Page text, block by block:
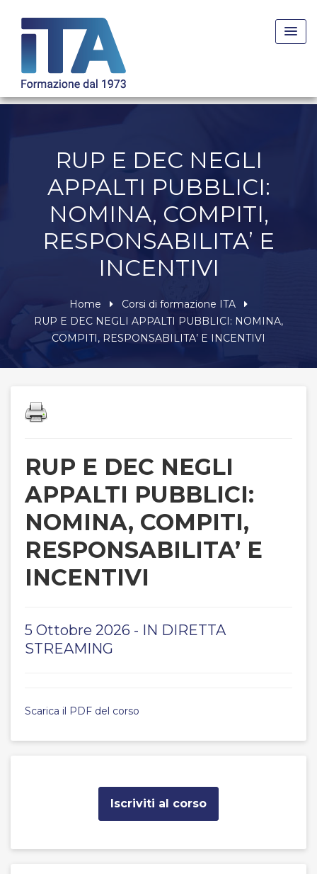
RUP E DEC NEGLI
APPALTI PUBBLICI:
NOMINA, COMPITI,
RESPONSABILITA’ E
INCENTIVI
Home
Corsi di formazione ITA
RUP E DEC NEGLI APPALTI PUBBLICI: NOMINA,
COMPITI, RESPONSABILITA’ E INCENTIVI
RUP E DEC NEGLI
APPALTI PUBBLICI:
NOMINA, COMPITI,
RESPONSABILITA’ E
INCENTIVI
5 Ottobre 2026 - IN DIRETTA
STREAMING
Scarica il PDF del corso
Iscriviti al corso